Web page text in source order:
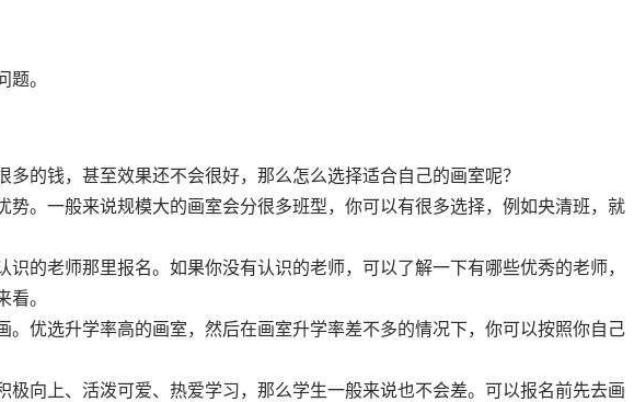
。
的钱，甚至效果还不会很好，那么怎么选择适合自己的画室呢？
。一般来说规模大的画室会分很多班型，你可以有很多选择，例如央清班，就
的老师那里报名。如果你没有认识的老师，可以了解一下有哪些优秀的老师，
。
优选升学率高的画室，然后在画室升学率差不多的情况下，你可以按照你自己
向上、活泼可爱、热爱学习，那么学生一般来说也不会差。可以报名前先去画